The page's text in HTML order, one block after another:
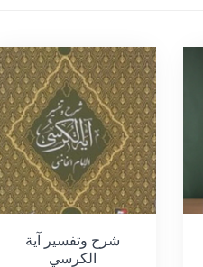
شرح وتفسير آية
الكرسي